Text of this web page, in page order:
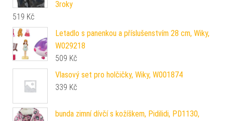
3roky
519 Kč
Letadlo s panenkou a příslušenstvím 28 cm, Wiky,
W029218
509 Kč
Vlasový set pro holčičky, Wiky, W001874
339 Kč
bunda zimní dívčí s kožíškem, Pidilidi, PD1130,